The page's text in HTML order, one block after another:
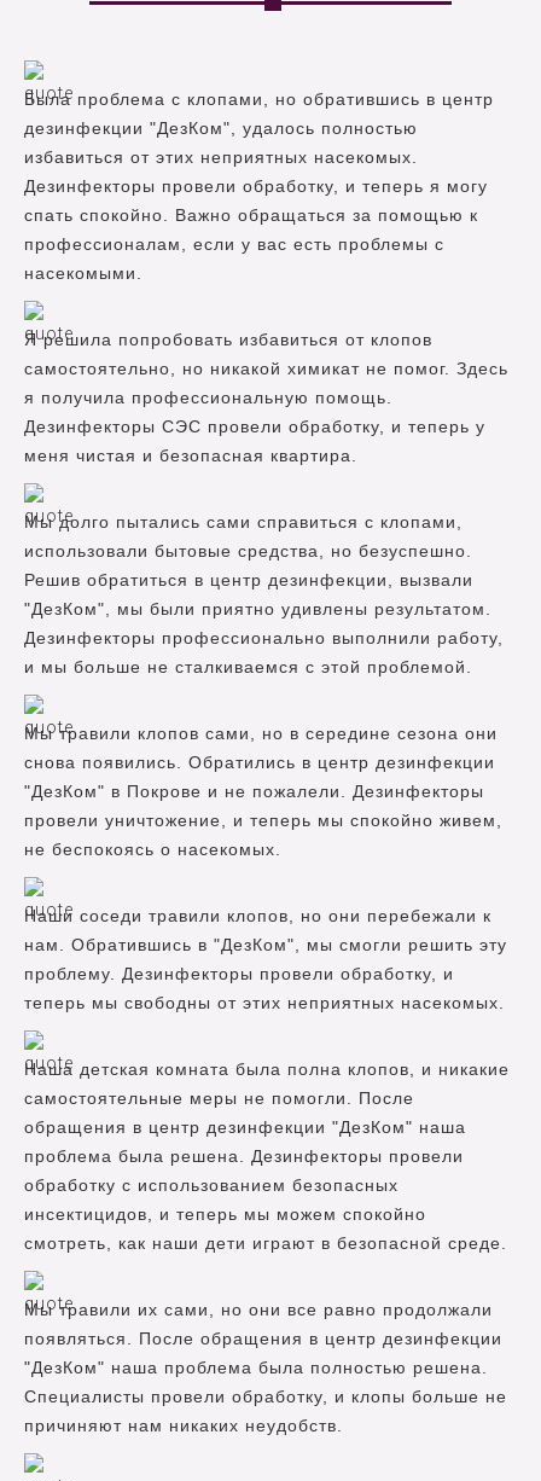
Была проблема с клопами, но обратившись в центр
дезинфекции "ДезКом", удалось полностью
избавиться от этих неприятных насекомых.
Дезинфекторы провели обработку, и теперь я могу
спать спокойно. Важно обращаться за помощью к
профессионалам, если у вас есть проблемы с
насекомыми.
Я решила попробовать избавиться от клопов
самостоятельно, но никакой химикат не помог. Здесь
я получила профессиональную помощь.
Дезинфекторы СЭС провели обработку, и теперь у
меня чистая и безопасная квартира.
Мы долго пытались сами справиться с клопами,
использовали бытовые средства, но безуспешно.
Решив обратиться в центр дезинфекции, вызвали
"ДезКом", мы были приятно удивлены результатом.
Дезинфекторы профессионально выполнили работу,
и мы больше не сталкиваемся с этой проблемой.
Мы травили клопов сами, но в середине сезона они
снова появились. Обратились в центр дезинфекции
"ДезКом" в Покрове и не пожалели. Дезинфекторы
провели уничтожение, и теперь мы спокойно живем,
не беспокоясь о насекомых.
Наши соседи травили клопов, но они перебежали к
нам. Обратившись в "ДезКом", мы смогли решить эту
проблему. Дезинфекторы провели обработку, и
теперь мы свободны от этих неприятных насекомых.
Наша детская комната была полна клопов, и никакие
самостоятельные меры не помогли. После
обращения в центр дезинфекции "ДезКом" наша
проблема была решена. Дезинфекторы провели
обработку с использованием безопасных
инсектицидов, и теперь мы можем спокойно
смотреть, как наши дети играют в безопасной среде.
Мы травили их сами, но они все равно продолжали
появляться. После обращения в центр дезинфекции
"ДезКом" наша проблема была полностью решена.
Специалисты провели обработку, и клопы больше не
причиняют нам никаких неудобств.